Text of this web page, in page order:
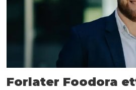
Forlater Foodora